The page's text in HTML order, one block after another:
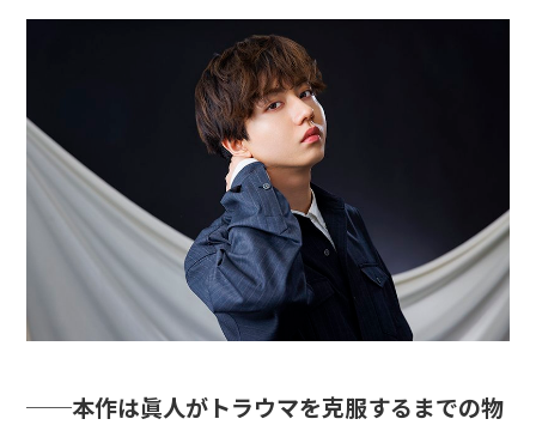
──本作は眞人がトラウマを克服するまでの物